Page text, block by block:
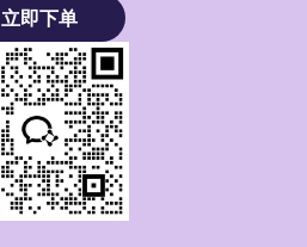
立即下单